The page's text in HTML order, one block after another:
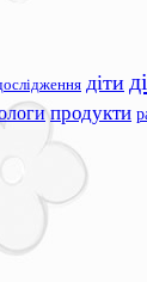
діти
продукти